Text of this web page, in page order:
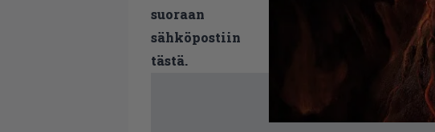
suoraan
sähköpostiin
tästä.